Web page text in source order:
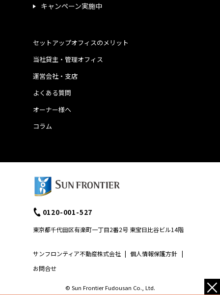
キャンペーン実施中
運営会社・支店
よくある質問
当社貸主・管理オフィス
オーナー様へ
コラム
セットアップオフィスのメリット
サンフロンティア不動産株式会社 | 個人情報保護方針 |
お問合せ
0120-001-527
東京都千代田区有楽町一丁目2番2号 東宝日比谷ビル14階
© Sun Frontier Fudousan Co., Ltd. ×